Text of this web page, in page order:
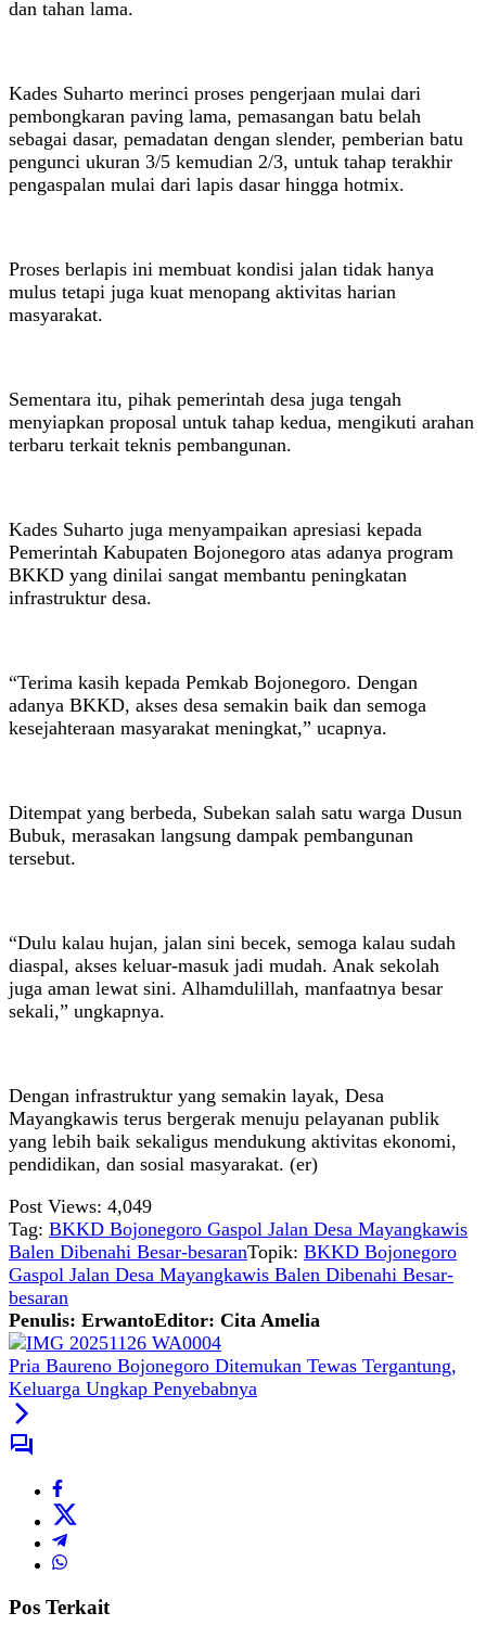
dan tahan lama.
Kades Suharto merinci proses pengerjaan mulai dari
pembongkaran paving lama, pemasangan batu belah
sebagai dasar, pemadatan dengan slender, pemberian batu
pengunci ukuran 3/5 kemudian 2/3, untuk tahap terakhir
pengaspalan mulai dari lapis dasar hingga hotmix.
Proses berlapis ini membuat kondisi jalan tidak hanya
mulus tetapi juga kuat menopang aktivitas harian
masyarakat.
Sementara itu, pihak pemerintah desa juga tengah
menyiapkan proposal untuk tahap kedua, mengikuti arahan
terbaru terkait teknis pembangunan.
Kades Suharto juga menyampaikan apresiasi kepada
Pemerintah Kabupaten Bojonegoro atas adanya program
BKKD yang dinilai sangat membantu peningkatan
infrastruktur desa.
“Terima kasih kepada Pemkab Bojonegoro. Dengan
adanya BKKD, akses desa semakin baik dan semoga
kesejahteraan masyarakat meningkat,” ucapnya.
Ditempat yang berbeda, Subekan salah satu warga Dusun
Bubuk, merasakan langsung dampak pembangunan
tersebut.
“Dulu kalau hujan, jalan sini becek, semoga kalau sudah
diaspal, akses keluar-masuk jadi mudah. Anak sekolah
juga aman lewat sini. Alhamdulillah, manfaatnya besar
sekali,” ungkapnya.
Dengan infrastruktur yang semakin layak, Desa
Mayangkawis terus bergerak menuju pelayanan publik
yang lebih baik sekaligus mendukung aktivitas ekonomi,
pendidikan, dan sosial masyarakat. (er)
Post Views: 4,049
Tag: BKKD Bojonegoro Gaspol Jalan Desa Mayangkawis
Balen Dibenahi Besar-besaranTopik: BKKD Bojonegoro
Gaspol Jalan Desa Mayangkawis Balen Dibenahi Besar-
besaran
Penulis: ErwantoEditor: Cita Amelia
Pria Baureno Bojonegoro Ditemukan Tewas Tergantung,
Keluarga Ungkap Penyebabnya
Pos Terkait